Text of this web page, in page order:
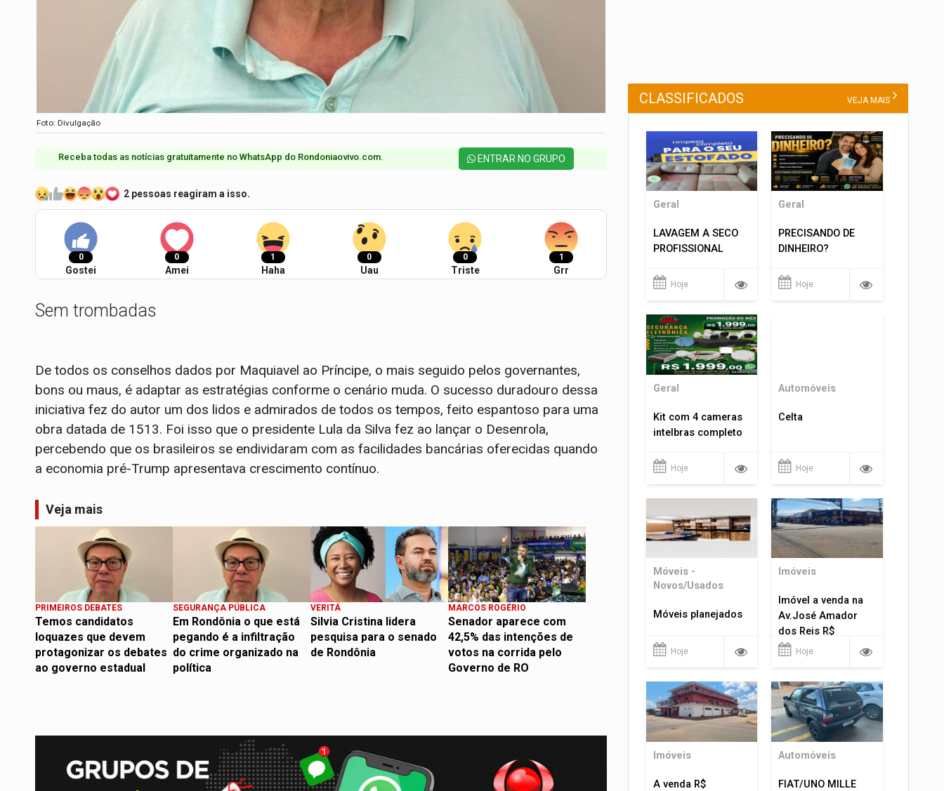
Foto: Divulgação
Receba todas as notícias gratuitamente no WhatsApp do Rondoniaovivo.com.​ ENTRAR NO GRUPO
2 pessoas reagiram a isso.
0
Gostei
0
Amei
1
Haha
0
Uau
0
Triste
1
Grr
Sem trombadas
De todos os conselhos dados por Maquiavel ao Príncipe, o mais seguido pelos governantes,
bons ou maus, é adaptar as estratégias conforme o cenário muda. O sucesso duradouro dessa
iniciativa fez do autor um dos lidos e admirados de todos os tempos, feito espantoso para uma
obra datada de 1513. Foi isso que o presidente Lula da Silva fez ao lançar o Desenrola,
percebendo que os brasileiros se endividaram com as facilidades bancárias oferecidas quando
a economia pré-Trump apresentava crescimento contínuo.
Veja mais
PRIMEIROS DEBATES
Temos candidatos
loquazes que devem
protagonizar os debates
ao governo estadual
SEGURANÇA PÚBLICA
Em Rondônia o que está
pegando é a infiltração
do crime organizado na
política
VERITÁ
Silvia Cristina lidera
pesquisa para o senado
de Rondônia
MARCOS ROGÉRIO
Senador aparece com
42,5% das intenções de
votos na corrida pelo
Governo de RO
CLASSIFICADOS VEJA MAIS
Geral
LAVAGEM A SECO
PROFISSIONAL
Hoje
Geral
PRECISANDO DE
DINHEIRO?
Hoje
Geral
Kit com 4 cameras
intelbras completo
Hoje
Automóveis
Celta
Hoje
Móveis -
Novos/Usados
Móveis planejados
Hoje
Imóveis
Imóvel a venda na
Av.José Amador
dos Reis R$
1.400.000
Hoje
Imóveis
A venda R$
Automóveis
FIAT/UNO MILLE